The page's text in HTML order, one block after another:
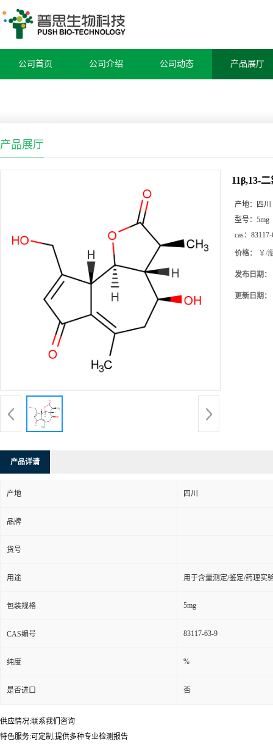
公司首页 公司介绍 公司动态 产品展厅
产品展厅
11β,13-
产地：
四川
型号： 5mg
cas：
价格： ￥/
发布日期：
更新日期：
产品详请
产地 四川
品牌
货号
用途 用于含量测定/鉴定/药理实
包装规格 5mg
CAS编号 83117-63-9
纯度 %
是否进口 否
供应情况:联系我们咨询
特色服务:可定制,提供多种专业检测报告